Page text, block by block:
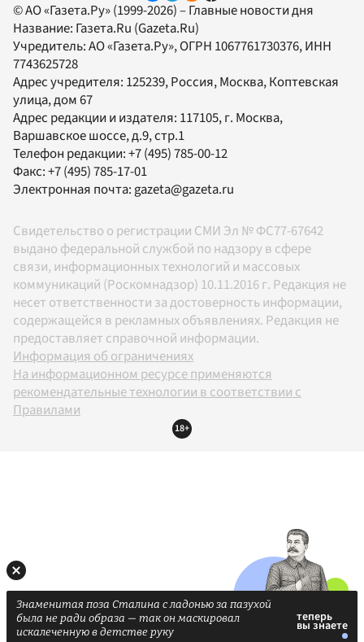
© АО «Газета.Ру» (1999-2026) – Главные новости дня
Название: Газета.Ru (Gazeta.Ru)
Учредитель:АО «Газета.Ру», ОГРН 1067761730376, ИНН
7743625728
Адрес учредителя: 125239, Россия, Москва, Коптевская
улица, дом 67
Адрес редакции и издателя: 117105, г. Москва,
Варшавское шоссе, д.9, стр.1
Телефон редакции:+7 (495) 785-00-12
Факс:+7 (495) 785-17-01
Электронная почта:gazeta@gazeta.ru
Свидетельство о регистрации СМИ Эл № ФС77-67642
выдано федеральной службой по надзору в сфере
связи, информационных технологий и массовых
коммуникаций (Роскомнадзор) 10.11.2016 г. Редакция не
несет ответственности за достоверность информации,
содержащейся в рекламных объявлениях. Редакция не
предоставляет справочной информации.
Информация об ограничениях
На информационном ресурсе применяются
рекомендательные технологии в соответствии с
Правилами
18+
Знаменитая поза Сталина с ладонью за пазухой
была не ради образа — так он маскировал
искалеченную в детстве руку